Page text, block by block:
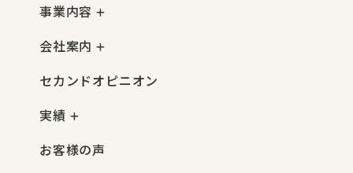
事業内容
会社案内
セカンドオピニオン
実績
お客様の声